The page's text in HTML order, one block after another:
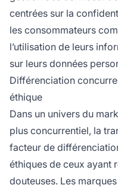
centrées sur la
les consommateurs
l’utilisation de leurs
sur leurs données
Différenciation
éthique
Dans un univers du
plus concurrentiel, la
facteur de
éthiques de ceux ayant
douteuses. Les